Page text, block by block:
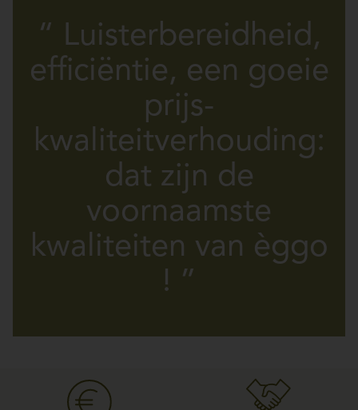
“ Luisterbereidheid,
efficiëntie, een goeie
prijs-
kwaliteitverhouding:
dat zijn de
voornaamste
kwaliteiten van èggo
! ”